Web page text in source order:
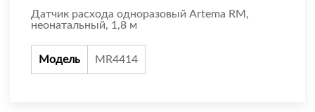
Датчик расхода одноразовый Artema RM,
неонатальный, 1,8 м
Модель MR4414